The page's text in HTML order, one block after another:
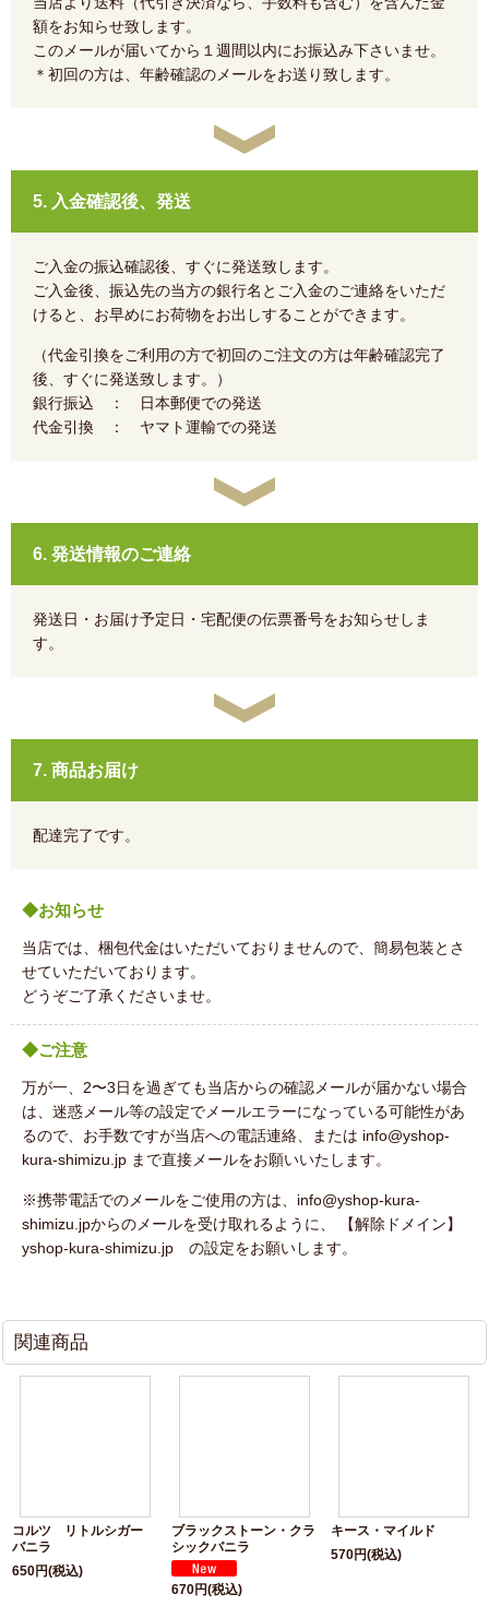
額をお知らせ致します。
このメールが届いてから１週間以内にお振込み下さいませ。
＊初回の方は、年齢確認のメールをお送り致します。
5. 入金確認後、発送
ご入金の振込確認後、すぐに発送致します。
ご入金後、振込先の当方の銀行名とご入金のご連絡をいただ
けると、お早めにお荷物をお出しすることができます。
（代金引換をご利用の方で初回のご注文の方は年齢確認完了
後、すぐに発送致します。）
銀行振込 ： 日本郵便での発送
代金引換 ： ヤマト運輸での発送
6. 発送情報のご連絡
発送日・お届け予定日・宅配便の伝票番号をお知らせしま
す。
7. 商品お届け
配達完了です。
◆お知らせ
当店では、梱包代金はいただいておりませんので、簡易包装とさ
せていただいております。
どうぞご了承くださいませ。
◆ご注意
万が一、2〜3日を過ぎても当店からの確認メールが届かない場合
は、迷惑メール等の設定でメールエラーになっている可能性があ
るので、お手数ですが当店への電話連絡、または info@yshop-
kura-shimizu.jp まで直接メールをお願いいたします。
※携帯電話でのメールをご使用の方は、info@yshop-kura-
shimizu.jpからのメールを受け取れるように、 【解除ドメイン】
yshop-kura-shimizu.jp の設定をお願いします。
関連商品
コルツ リトルシガー
バニラ
650円(税込)
ブラックストーン・クラ
シックバニラ
670円(税込)
キース・マイルド
570円(税込)